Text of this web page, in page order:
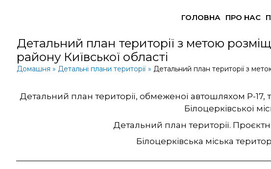
ГОЛОВНА ПРО НАС
Детальний план території з метою
району Київської області
Домашня Детальні плани території Детальний план території з
Детальний план території, обмеженої автошляхом Р-
Білоцерківської
Детальний план території.
Білоцерківська міська